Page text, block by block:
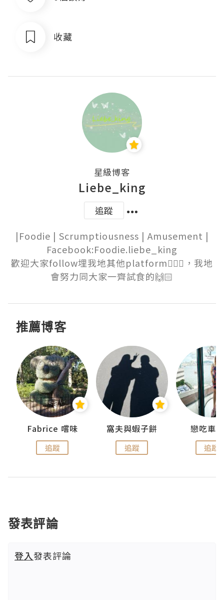
收藏
星級博客
Liebe_king
追蹤
|Foodie | Scrumptiousness | Amusement |
Facebook:Foodie.liebe_king
歡迎大家follow埋我地其他platform💁🏻‍♀️，我地
會努力同大家一齊試食的🙌🏻
推薦博客
Fabrice 嚐味
追蹤
窩夫與蝦子餅
追蹤
戀吃車
追蹤
發表評論
登入發表評論